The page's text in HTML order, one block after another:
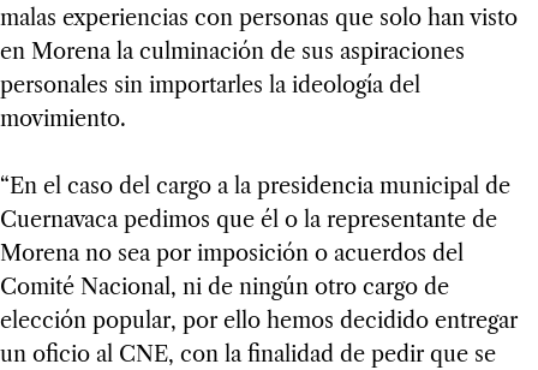
malas experiencias con personas que solo han visto
en Morena la culminación de sus aspiraciones
personales sin importarles la ideología del
movimiento.
“En el caso del cargo a la presidencia municipal de
Cuernavaca pedimos que él o la representante de
Morena no sea por imposición o acuerdos del
Comité Nacional, ni de ningún otro cargo de
elección popular, por ello hemos decidido entregar
un oficio al CNE, con la finalidad de pedir que se